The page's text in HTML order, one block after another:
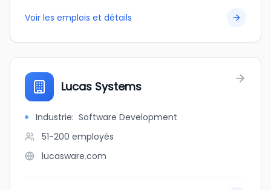
Voir les emplois et détails
Lucas Systems
Industrie: Software Development
51-200 employés
lucasware.com